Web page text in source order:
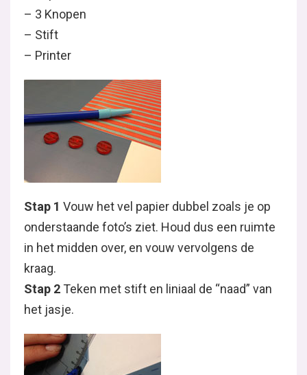
– 3 Knopen
– Stift
– Printer
Stap 1 Vouw het vel papier dubbel zoals je op
onderstaande foto’s ziet. Houd dus een ruimte
in het midden over, en vouw vervolgens de
kraag.
Stap 2 Teken met stift en liniaal de “naad” van
het jasje.